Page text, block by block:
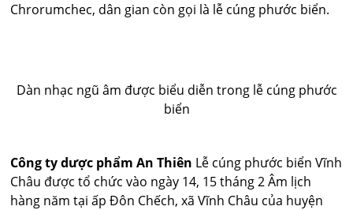
Chrorumchec, dân gian còn gọi là lễ cúng phước biển.
Dàn nhạc ngũ âm được biểu diễn trong lễ cúng phước
biển
Công ty dược phẩm An Thiên Lễ cúng phước biển Vĩnh
Châu được tổ chức vào ngày 14, 15 tháng 2 Âm lịch
hàng năm tại ấp Đôn Chếch, xã Vĩnh Châu của huyện